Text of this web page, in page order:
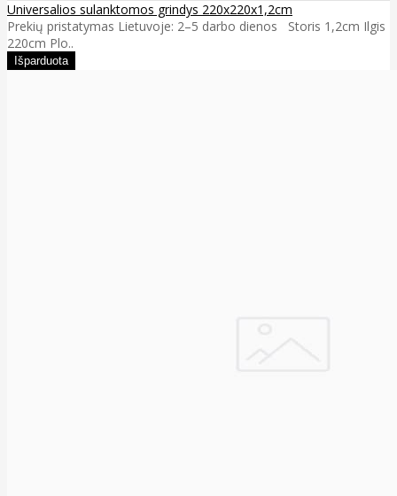
Universalios sulanktomos grindys 220x220x1,2cm
Prekių pristatymas Lietuvoje: 2–5 darbo dienos Storis 1,2cm Ilgis
220cm Plo..